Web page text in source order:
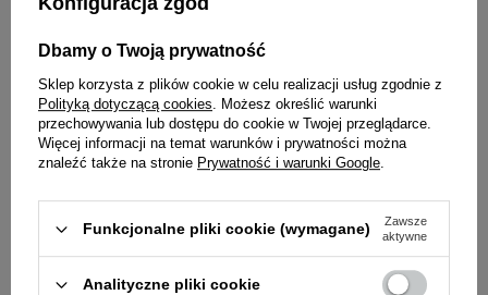
Idealne uzupełnienie dla Twojego
czworonoga
Super okazja -20%
Over Zoo Wow
23,99 zł
95,96 zł / l
Dbamy o Twoją prywatność
Sklep korzysta z plików cookie w celu realizacji usług zgodnie z
Polityką dotyczącą cookies. Możesz określić warunki
przechowywania lub dostępu do cookie w Twojej przeglądarce.
Więcej informacji na temat warunków i prywatności można
znaleźć także na stronie Prywatność i warunki Google.
Funkcjonalne pliki cookie (wymagane)
Zawsze
aktywne
Analityczne pliki cookie